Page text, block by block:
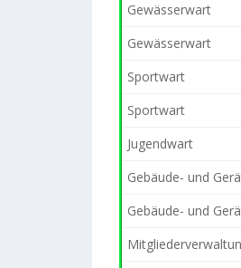
Gewässerwart
Gewässerwart
Sportwart
Sportwart
Jugendwart
Gebäude- und
Gebäude- und